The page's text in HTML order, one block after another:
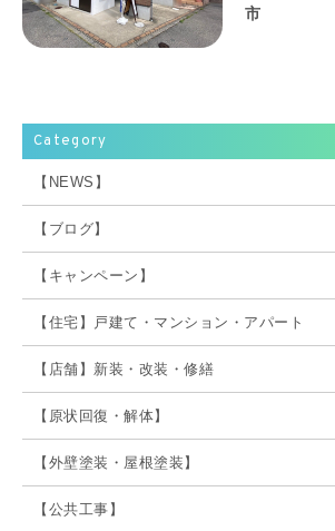
市
Category
【NEWS】
【ブログ】
【キャンペーン】
【住宅】戸建て・マンション・アパート
【店舗】新装・改装・修繕
【原状回復・解体】
【外壁塗装・屋根塗装】
【公共工事】